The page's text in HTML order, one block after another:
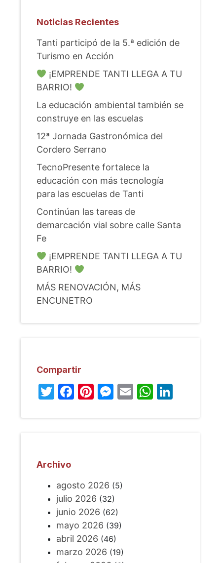
Noticias Recientes
Tanti participó de la 5.ª edición de
Turismo en Acción
¡EMPRENDE TANTI LLEGA A TU
BARRIO!
La educación ambiental también se
construye en las escuelas
12ª Jornada Gastronómica del
Cordero Serrano
TecnoPresente fortalece la
educación con más tecnología
para las escuelas de Tanti
Continúan las tareas de
demarcación vial sobre calle Santa
Fe
¡EMPRENDE TANTI LLEGA A TU
BARRIO!
MÁS RENOVACIÓN, MÁS
ENCUNETRO
Compartir
Twitter
Facebook
Pinterest
Messenger
Email
Archivo
agosto 2026 (5)
julio 2026 (32)
junio 2026 (62)
mayo 2026 (39)
abril 2026 (46)
marzo 2026 (19)